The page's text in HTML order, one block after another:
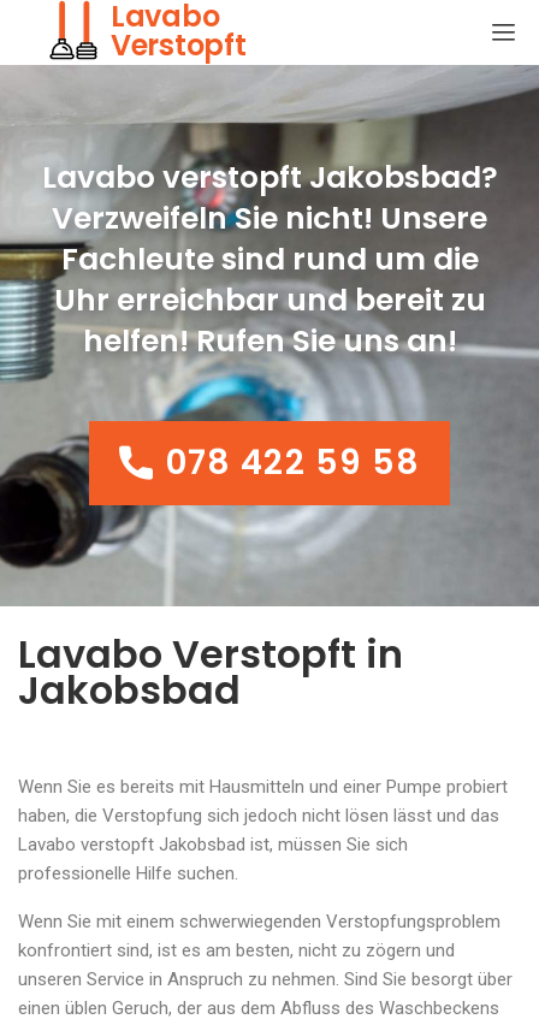
Lavabo
Verstopft
Lavabo verstopft Jakobsbad?
Verzweifeln Sie nicht! Unsere
Fachleute sind rund um die
Uhr erreichbar und bereit zu
helfen! Rufen Sie uns an!
078 422 59 58
078 422 59 58
Lavabo Verstopft in
Jakobsbad
Wenn Sie es bereits mit Hausmitteln und einer Pumpe probiert
haben, die Verstopfung sich jedoch nicht lösen lässt und das
Lavabo verstopft Jakobsbad ist, müssen Sie sich
professionelle Hilfe suchen.
Wenn Sie mit einem schwerwiegenden Verstopfungsproblem
konfrontiert sind, ist es am besten, nicht zu zögern und
unseren Service in Anspruch zu nehmen. Sind Sie besorgt über
einen üblen Geruch, der aus dem Abfluss des Waschbeckens